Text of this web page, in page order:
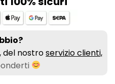
del nostroservizio clienti,